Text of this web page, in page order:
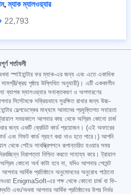
,ম্যাক ম্যালওয়্যার
22,793
শর্তাবলী
অথবা স্পাইহান্টার ফর ম্যাক-এর জন্য এবং এতে একাধিক
ক্রয় পৃষ্ঠায় উল্লিখিত অনুযায়ী)। এটি এককালীন
ব্যাপক ম্যালওয়্যার সনাক্তকরণ ও অপসারণের
সিস্টেমকে সক্রিয়ভাবে সুরক্ষিত রাখার জন্য উচ্চ-
হেল্পডেস্কের মাধ্যমে আমাদের প্রযুক্তিগত সহায়তা
সময়কালে আপনার কাছ থেকে অগ্রিম কোনো চার্জ
জন্য একটি ক্রেডিট কার্ড প্রয়োজন। (এই অফারের
এবং গিফট কার্ড গ্রহণ করা নাও হতে পারে।) আপনি
থেকে পেইড সাবস্ক্রিপশনে রূপান্তরিত হওয়ার সময়
নিরাপত্তা নিশ্চিত করতে সাহায্য করে। ট্রায়াল
কোনো অর্থ কাটা হবে না, যদিও আপনার পেমেন্ট
আপনার আর্থিক প্রতিষ্ঠানে অনুমোদনের অনুরোধ পাঠানো
EnigmaSoft-এর পক্ষ থেকে কোনো চার্জ বা ফি-
এবং/অথবা আপনার আর্থিক প্রতিষ্ঠানের উপর নির্ভর